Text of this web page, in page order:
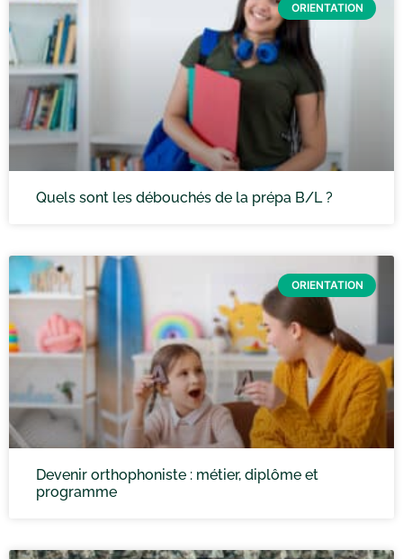
ORIENTATION
Quels sont les débouchés de la prépa B/L ?
ORIENTATION
Devenir orthophoniste : métier, diplôme et
programme